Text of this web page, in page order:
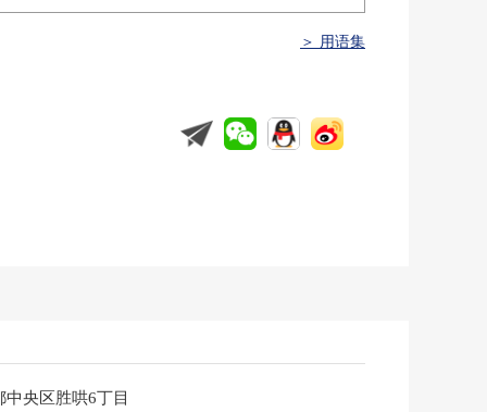
＞ 用语集
中央区胜哄6丁目